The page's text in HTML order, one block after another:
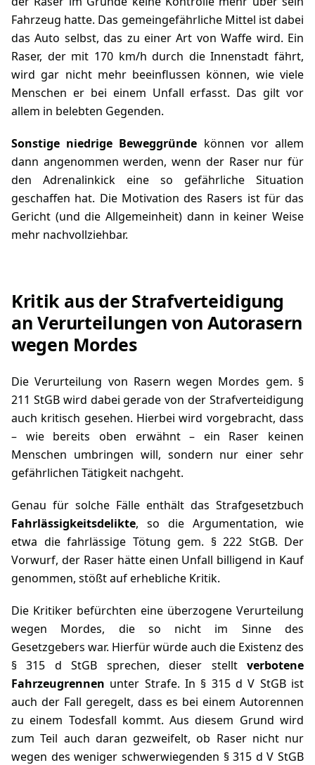
Fahrzeug hatte. Das gemeingefährliche Mittel ist dabei
das Auto selbst, das zu einer Art von Waffe wird. Ein
Raser, der mit 170 km/h durch die Innenstadt fährt,
wird gar nicht mehr beeinflussen können, wie viele
Menschen er bei einem Unfall erfasst. Das gilt vor
allem in belebten Gegenden.
Sonstige niedrige Beweggründe können vor allem
dann angenommen werden, wenn der Raser nur für
den Adrenalinkick eine so gefährliche Situation
geschaffen hat. Die Motivation des Rasers ist für das
Gericht (und die Allgemeinheit) dann in keiner Weise
mehr nachvollziehbar.
Kritik aus der Strafverteidigung
an Verurteilungen von Autorasern
wegen Mordes
Die Verurteilung von Rasern wegen Mordes gem. §
211 StGBwird dabei gerade von der Strafverteidigung
auch kritisch gesehen. Hierbei wird vorgebracht, dass
– wie bereits oben erwähnt – ein Raser keinen
Menschen umbringen will, sondern nur einer sehr
gefährlichen Tätigkeit nachgeht.
Genau für solche Fälle enthält das Strafgesetzbuch
Fahrlässigkeitsdelikte, so die Argumentation, wie
etwa die fahrlässige Tötung gem. § 222 StGB. Der
Vorwurf, der Raser hätte einen Unfall billigend in Kauf
genommen, stößt auf erhebliche Kritik.
Die Kritiker befürchten eine überzogene Verurteilung
wegen Mordes, die so nicht im Sinne des
Gesetzgebers war. Hierfür würde auch die Existenz des
§ 315 d StGB sprechen, dieser stelltverbotene
Fahrzeugrennen unter Strafe. In § 315 d V StGBist
auch der Fall geregelt, dass es bei einem Autorennen
zu einem Todesfall kommt. Aus diesem Grund wird
zum Teil auch daran gezweifelt, ob Raser nicht nur
wegen des weniger schwerwiegenden §315 d V StGB